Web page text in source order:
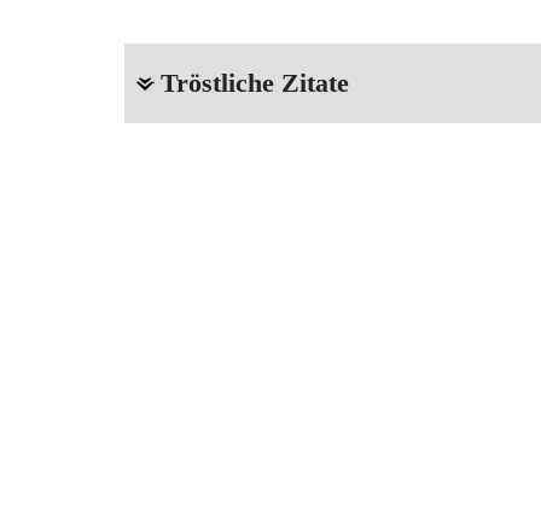
Tröstliche Zitate